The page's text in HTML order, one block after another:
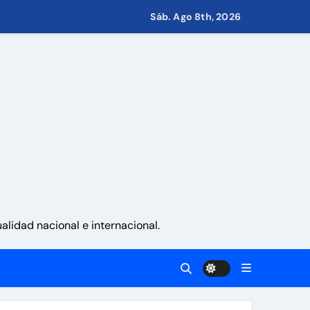
Condominio
propuestas desde las comunidades
a las familias de Venezuela
Sáb. Ago 8th, 2026
nacional e internacional.